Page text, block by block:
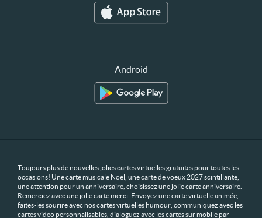
Android
Toujours plus de nouvelles jolies cartes virtuelles gratuites pour toutes les
occasions! Une carte musicale Noël, une carte de voeux 2027 scintillante,
une attention pour un anniversaire, choisissez une jolie carte anniversaire.
Remerciez avec une jolie carte merci. Envoyez une carte virtuelle animée,
faites-les sourire avec nos cartes virtuelles humour, communiquez avec les
cartes video personnalisables, dialoguez avec les cartes sur mobile par